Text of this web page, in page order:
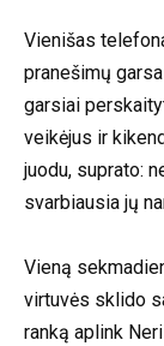
Vienišas
pranešimų
garsiai
veikėjus ir
juodu, suprato:
svarbiausia jų
Vieną
virtuvės sklido
ranką aplink